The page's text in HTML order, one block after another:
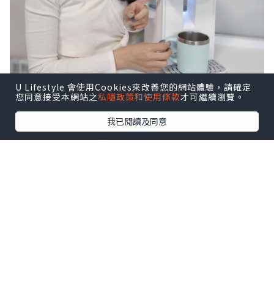
U Lifestyle 會使用Cookies來改善您的網站體驗，請確定
您同意接受本網站之私隱政策和使用條款才可繼續瀏覽。
我已閱讀及同意